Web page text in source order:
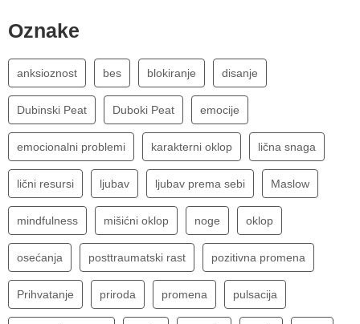
Oznake
anksioznost bes blokiranje disanje
Dubinski Peat Duboki Peat emocije
emocionalni problemi karakterni oklop lična snaga
lični resursi ljubav ljubav prema sebi Maslow
mindfulness mišićni oklop noge oklop
osećanja posttraumatski rast pozitivna promena
Prihvatanje priroda promena pulsacija